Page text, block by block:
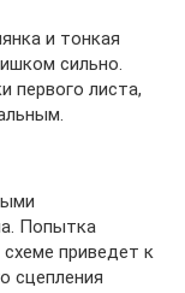
и тонкая
сильно.
первого листа,
Попытка
приведет к
сцепления